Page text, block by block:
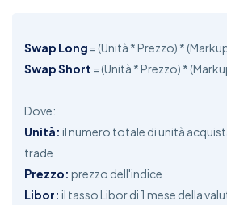
Swap Long = (Unità * Prezzo) *
Swap Short = (Unità * Prezzo) *
Dove:
Unità: il numero totale di unità
trade
Prezzo: prezzo dell'indice
Libor: il tasso Libor di 1 mese della